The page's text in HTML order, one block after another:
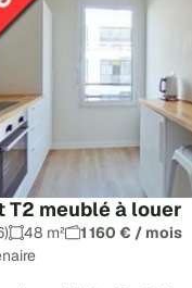
T2 meublé à louer
48 m²
1 160 € / mois